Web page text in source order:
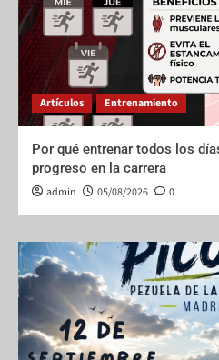
Artículos Entrenamiento
Por qué entrenar todos los
progreso en la carrera
admin 05/08/2026 0